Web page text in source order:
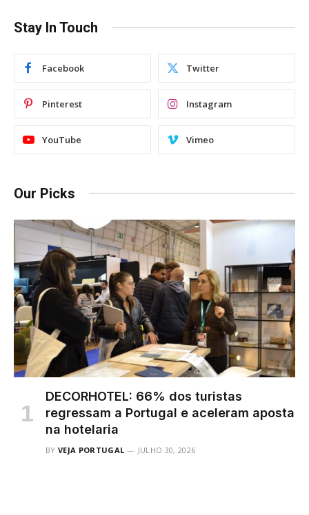
Stay In Touch
Facebook Twitter
Pinterest Instagram
YouTube Vimeo
Our Picks
DECORHOTEL: 66% dos turistas
regressam a Portugal e aceleram aposta
na hotelaria
BY VEJA PORTUGAL JULHO 30, 2026